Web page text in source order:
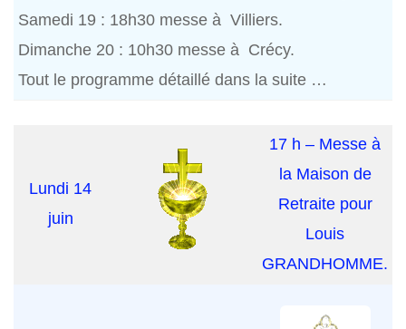
Samedi 19 : 18h30 messe à Villiers.
Dimanche 20 : 10h30 messe à Crécy.
Tout le programme détaillé dans la suite …
Lundi 14
juin
17 h – Messe à
la Maison de
Retraite pour
Louis
GRANDHOMME.